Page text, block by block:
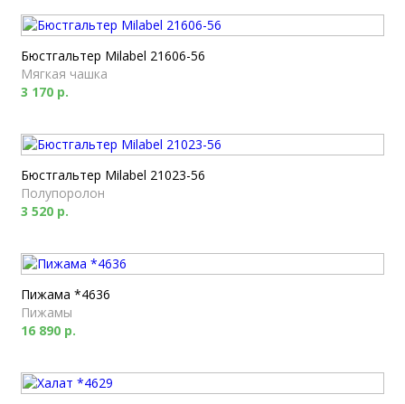
Бюстгальтер Milabel 21606-56
Мягкая чашка
3 170 р.
Бюстгальтер Milabel 21023-56
Полупоролон
3 520 р.
Пижама *4636
Пижамы
16 890 р.